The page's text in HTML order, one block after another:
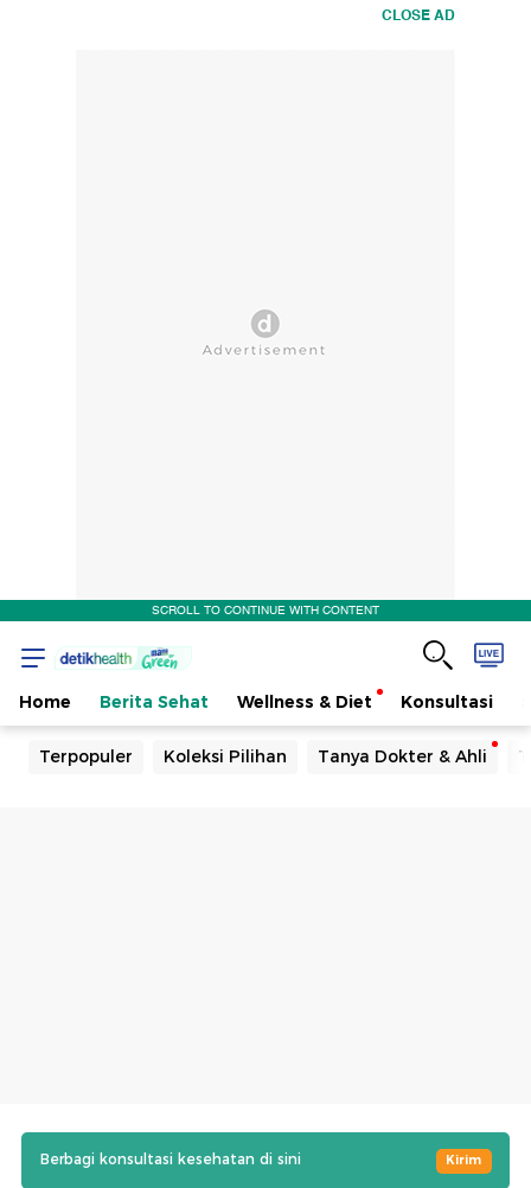
CLOSE AD
SCROLL TO CONTINUE WITH CONTENT
Home Berita Sehat Wellness & Diet Konsultasi
Terpopuler Koleksi Pilihan Tanya Dokter & Ahli
Berbagi konsultasi kesehatan di sini Kirim